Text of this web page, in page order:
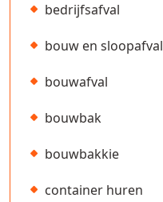
bedrijfsafval
bouw en sloopafval
bouwafval
bouwbak
bouwbakkie
container huren